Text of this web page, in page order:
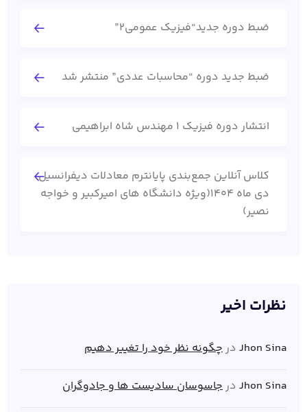
ضبط دوره جدید“فیزیک عمومی2”
ضبط جدید دوره “محاسبات عددی” منتشر شد
انتشار دوره فیزیک 1 مهندس شاه ابراهیمی
کلاس آنلاین جمع‌بندی پایانترم معادلات دیفرانسیل
دی ماه 1404(ویژه دانشگاه های امیرکبیر و خواجه
نصیر)
نظرات اخیر
Jhon Sina درچگونه نظر خود را تغییر دهیم
Jhon Sina درجاسوسان سادیست ها و جادوگران